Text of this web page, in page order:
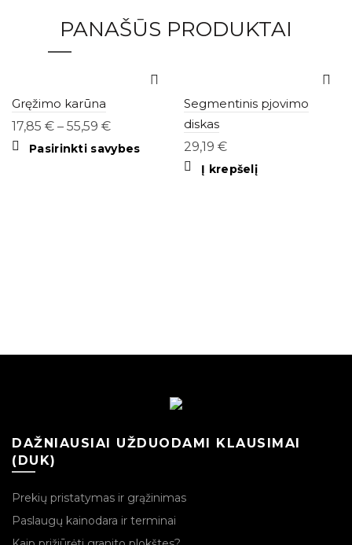
PANAŠŪS PRODUKTAI
Gręžimo karūna
17,85 € – 55,59 €
Pasirinkti savybesThis
Segmentinis pjovimo
diskas
29,19 €
Į krepšelį
DAŽNIAUSIAI UŽDUODAMI KLAUSIMAI
(DUK)
Prekių pristatymas ir grąžinimas
Paslaugų kainodara ir terminai